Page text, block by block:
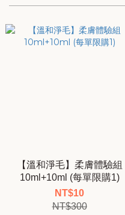
【溫和淨毛】柔膚體驗組
10ml+10ml (每單限購1)
NT$10
NT$300